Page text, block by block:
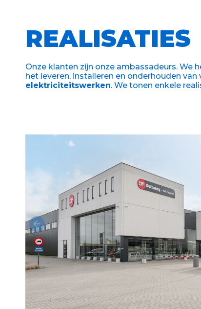
REALISATIES
Onze klanten zijn onze ambassadeurs. We
het leveren, installeren en onderhouden
elektriciteitswerken. We tonen enkele